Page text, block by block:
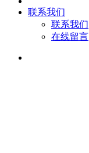
联系我们
联系我们
在线留言